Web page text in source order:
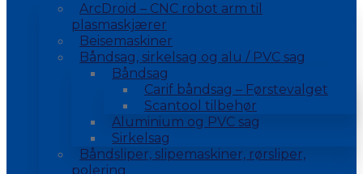
ArcDroid – CNC robot arm til
plasmaskjærer
Beisemaskiner
Båndsag, sirkelsag og alu / PVC sag
Båndsag
Carif båndsag – Førstevalget
Scantool tilbehør
Aluminium og PVC sag
Sirkelsag
Båndsliper, slipemaskiner, rørsliper,
polering